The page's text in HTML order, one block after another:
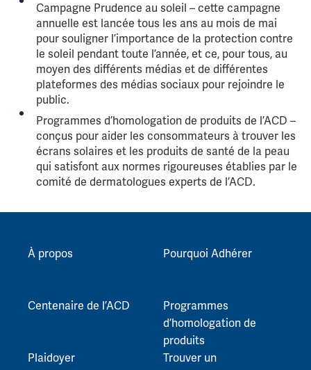
Campagne Prudence au soleil – cette campagne
annuelle est lancée tous les ans au mois de mai
pour souligner l’importance de la protection contre
le soleil pendant toute l’année, et ce, pour tous, au
moyen des différents médias et de différentes
plateformes des médias sociaux pour rejoindre le
public.
Programmes d’homologation de produits de l’ACD –
conçus pour aider les consommateurs à trouver les
écrans solaires et les produits de santé de la peau
qui satisfont aux normes rigoureuses établies par le
comité de dermatologues experts de l’ACD.
À propos
Centenaire de l’ACD
Plaidoyer
Pourquoi Adhérer
Programmes
d’homologation de
produits
Trouver un